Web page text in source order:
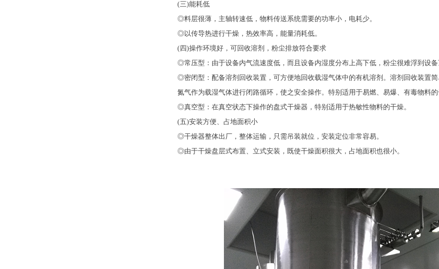
(三)能耗低
◎料层很薄，主轴转速低，物料传送系统需要的功率小，电耗少。
◎以传导热进行干燥，热效率高，能量消耗低。
(四)操作环境好，可回收溶剂，粉尘排放符合要求
◎常压型：由于设备内气流速度低，而且设备内湿度分布上高下低，粉尘很难浮到设
◎密闭型：配备溶剂回收装置，可方便地回收载湿气体中的有机溶剂。溶剂回收装置
氮气作为载湿气体进行闭路循环，使之安全操作。特别适用于易燃、易爆、有毒物料
◎真空型：在真空状态下操作的盘式干燥器，特别适用于热敏性物料的干燥。
(五)安装方便、占地面积小
◎干燥器整体出厂，整体运输，只需吊装就位，安装定位非常容易。
◎由于干燥盘层式布置、立式安装，既使干燥面积很大，占地面积也很小。